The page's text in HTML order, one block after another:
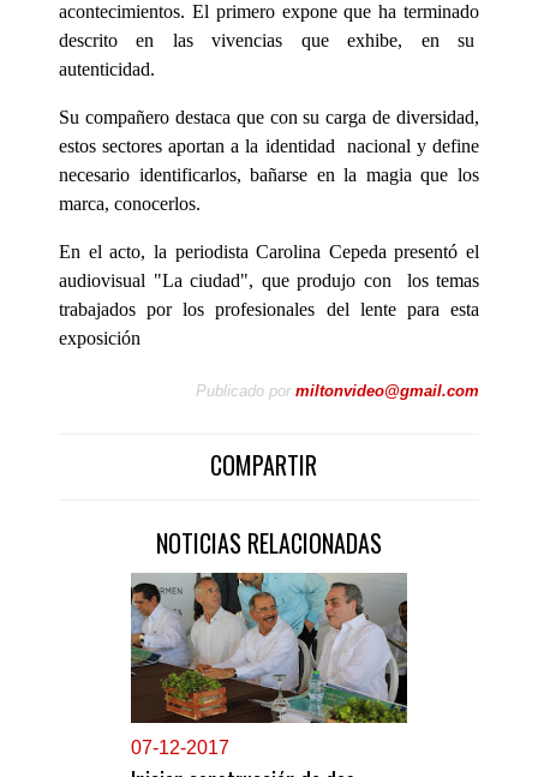
acontecimientos. El primero expone que ha terminado
descrito en las vivencias que exhibe, en su
autenticidad.
Su compañero destaca que con su carga de diversidad,
estos sectores aportan a la identidad nacional y define
necesario identificarlos, bañarse en la magia que los
marca, conocerlos.
En el acto, la periodista Carolina Cepeda presentó el
audiovisual "La ciudad", que produjo con los temas
trabajados por los profesionales del lente para esta
exposición
Publicado por miltonvideo@gmail.com
COMPARTIR
NOTICIAS RELACIONADAS
07-12-2017